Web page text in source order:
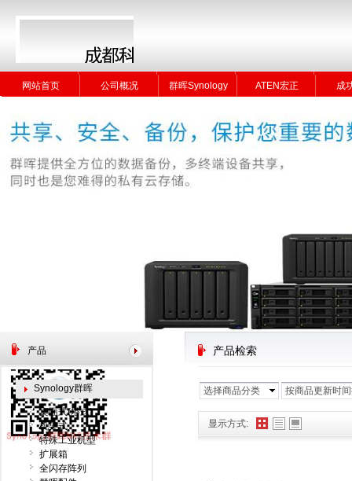
网站首页 公司概况 群晖Synology ATEN宏正 成
网站首页 公司概况 群晖Synology ATEN宏正 成
显示方式:
产品检索
选择商品分类 按商品更新时
产品
Synology群晖
桌面式(塔式)
机架式
特殊工业机型
扩展箱
全闪存阵列